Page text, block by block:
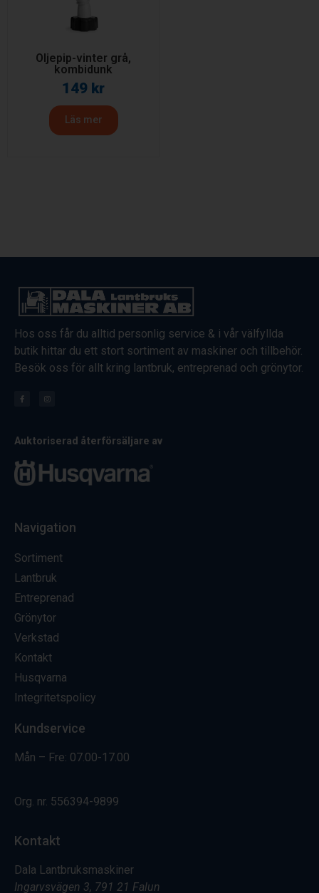
Oljepip-vinter grå,
kombidunk
149 kr
Läs mer
Hos oss får du alltid personlig service & i vår välfyllda
butik hittar du ett stort sortiment av maskiner och tillbehör.
Besök oss för allt kring lantbruk, entreprenad och grönytor.
Auktoriserad återförsäljare av
Navigation
Sortiment
Lantbruk
Entreprenad
Grönytor
Verkstad
Kontakt
Husqvarna
Integritetspolicy
Kundservice
Mån – Fre: 07.00-17.00
Org. nr. 556394-9899
Kontakt
Dala Lantbruksmaskiner
Ingarvsvägen 3, 791 21 Falun